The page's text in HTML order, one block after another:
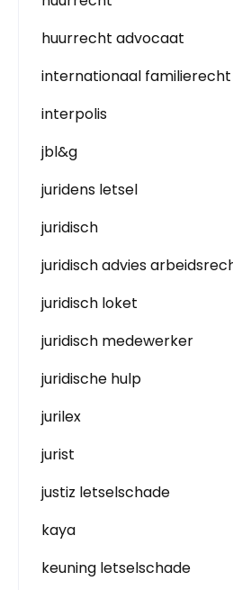
huurrecht advocaat
internationaal familierecht
interpolis
jbl&g
juridens letsel
juridisch
juridisch advies
juridisch loket
juridisch medewerker
juridische hulp
jurilex
jurist
justiz letselschade
kaya
keuning letselschade